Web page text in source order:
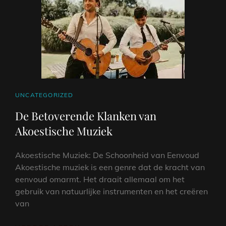
HART
CAT
UNCATEGORIZED
De Betoverende Klanken van
Akoestische Muziek
Akoestische Muziek: De Schoonheid van Eenvoud
Akoestische muziek is een genre dat de kracht van
eenvoud omarmt. Het draait allemaal om het
gebruik van natuurlijke instrumenten en het creëren
van